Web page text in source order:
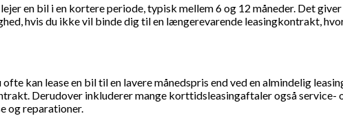
en bil i en kortere periode, typisk mellem 6 og 12 måneder. Det
hvis du ikke vil binde dig til en længerevarende leasingkontrakt,
kan lease en bil til en lavere månedspris end ved en almindelig
Derudover inkluderer mange korttidsleasingaftaler også
og reparationer.